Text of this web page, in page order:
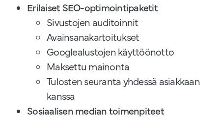
Erilaiset SEO-optimointipaketit
Sivustojen auditoinnit
Avainsanakartoitukset
Googlealustojen käyttöönotto
Maksettu mainonta
Tulosten seuranta yhdessä asiakkaan
kanssa
Sosiaalisen median toimenpiteet